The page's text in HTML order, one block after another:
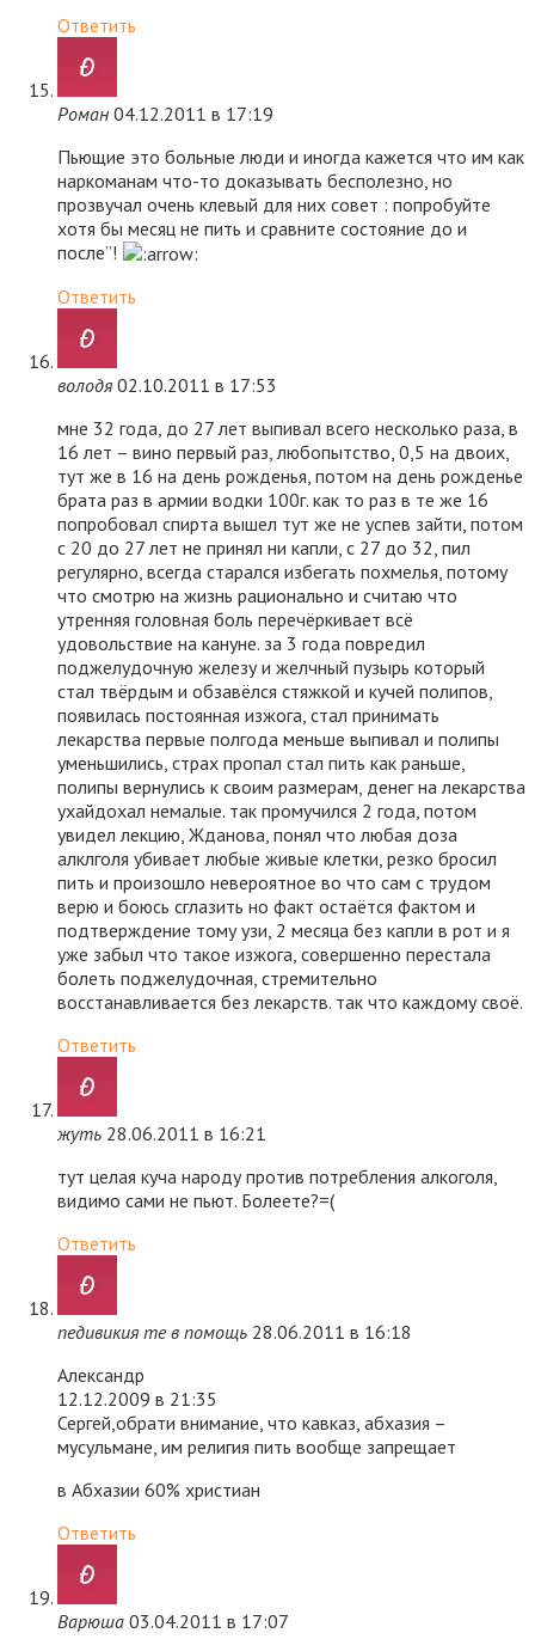
Ответить
Роман 04.12.2011 в 17:19
Пьющие это больные люди и иногда кажется что им как
наркоманам что-то доказывать бесполезно, но
прозвучал очень клевый для них совет : попробуйте
хотя бы месяц не пить и сравните состояние до и
после”!
Ответить
володя 02.10.2011 в 17:53
мне 32 года, до 27 лет выпивал всего несколько раза, в
16 лет – вино первый раз, любопытство, 0,5 на двоих,
тут же в 16 на день рожденья, потом на день рожденье
брата раз в армии водки 100г. как то раз в те же 16
попробовал спирта вышел тут же не успев зайти, потом
с 20 до 27 лет не принял ни капли, с 27 до 32, пил
регулярно, всегда старался избегать похмелья, потому
что смотрю на жизнь рационально и считаю что
утренняя головная боль перечёркивает всё
удовольствие на кануне. за 3 года повредил
поджелудочную железу и желчный пузырь который
стал твёрдым и обзавёлся стяжкой и кучей полипов,
появилась постоянная изжога, стал принимать
лекарства первые полгода меньше выпивал и полипы
уменьшились, страх пропал стал пить как раньше,
полипы вернулись к своим размерам, денег на лекарства
ухайдохал немалые. так промучился 2 года, потом
увидел лекцию, Жданова, понял что любая доза
алклголя убивает любые живые клетки, резко бросил
пить и произошло невероятное во что сам с трудом
верю и боюсь сглазить но факт остаётся фактом и
подтверждение тому узи, 2 месяца без капли в рот и я
уже забыл что такое изжога, совершенно перестала
болеть поджелудочная, стремительно
восстанавливается без лекарств. так что каждому своё.
Ответить
жуть 28.06.2011 в 16:21
тут целая куча народу против потребления алкоголя,
видимо сами не пьют. Болеете?=(
Ответить
педивикия те в помощь 28.06.2011 в 16:18
Александр
12.12.2009 в 21:35
Сергей,обрати внимание, что кавказ, абхазия –
мусульмане, им религия пить вообще запрещает
в Абхазии 60% христиан
Ответить
Варюша 03.04.2011 в 17:07